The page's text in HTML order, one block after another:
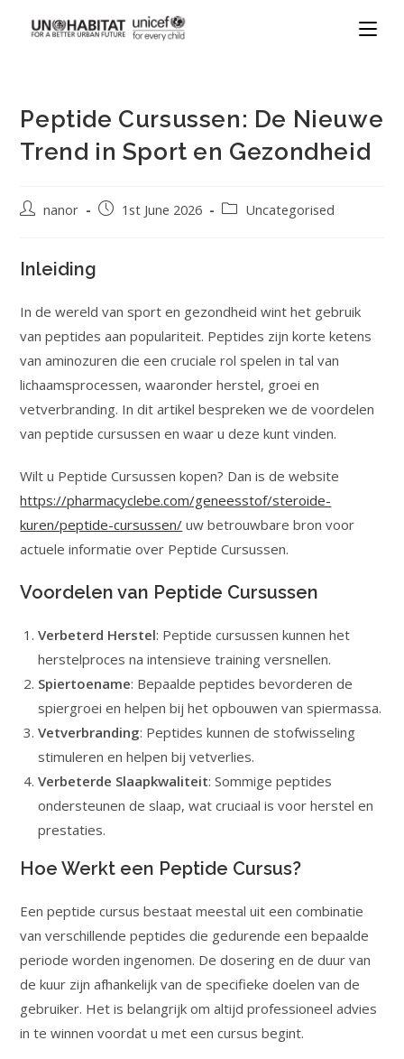
Peptide Cursussen: De Nieuwe
Trend in Sport en Gezondheid
nanor 1st June 2026 Uncategorised
Inleiding
In de wereld van sport en gezondheid wint het gebruik
van peptides aan populariteit. Peptides zijn korte ketens
van aminozuren die een cruciale rol spelen in tal van
lichaamsprocessen, waaronder herstel, groei en
vetverbranding. In dit artikel bespreken we de voordelen
van peptide cursussen en waar u deze kunt vinden.
Wilt u Peptide Cursussen kopen? Dan is de website
https://pharmacyclebe.com/geneesstof/steroide-
kuren/peptide-cursussen/ uw betrouwbare bron voor
actuele informatie over Peptide Cursussen.
Voordelen van Peptide Cursussen
Verbeterd Herstel: Peptide cursussen kunnen het
herstelproces na intensieve training versnellen.
Spiertoename: Bepaalde peptides bevorderen de
spiergroei en helpen bij het opbouwen van spiermassa.
Vetverbranding: Peptides kunnen de stofwisseling
stimuleren en helpen bij vetverlies.
Verbeterde Slaapkwaliteit: Sommige peptides
ondersteunen de slaap, wat cruciaal is voor herstel en
prestaties.
Hoe Werkt een Peptide Cursus?
Een peptide cursus bestaat meestal uit een combinatie
van verschillende peptides die gedurende een bepaalde
periode worden ingenomen. De dosering en de duur van
de kuur zijn afhankelijk van de specifieke doelen van de
gebruiker. Het is belangrijk om altijd professioneel advies
in te winnen voordat u met een cursus begint.